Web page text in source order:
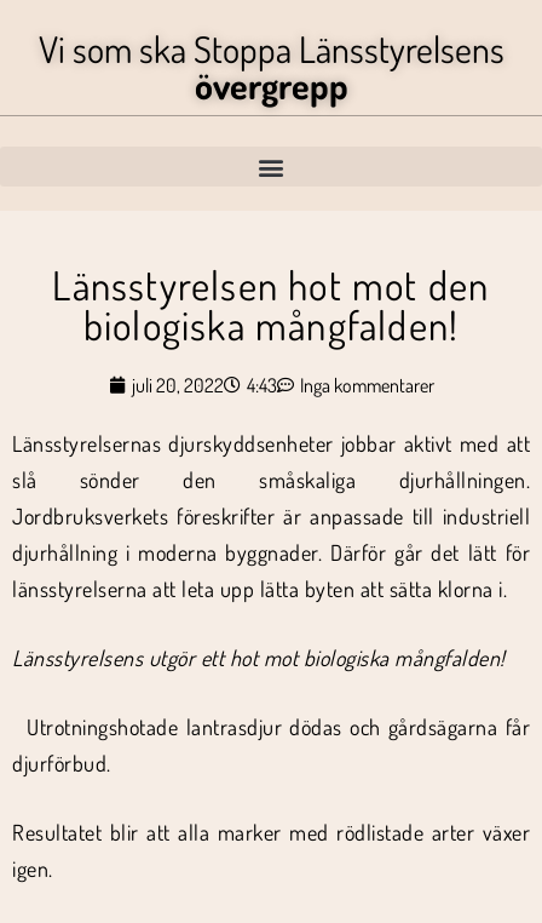
Vi som ska Stoppa Länsstyrelsens
övergrepp
Länsstyrelsen hot mot den
biologiska mångfalden!
juli 20, 2022 4:43 Inga kommentarer
Länsstyrelsernas djurskyddsenheter jobbar aktivt med att
slå sönder den småskaliga djurhållningen.
Jordbruksverkets föreskrifter är anpassade till industriell
djurhållning i moderna byggnader. Därför går det lätt för
länsstyrelserna att leta upp lätta byten att sätta klorna i.
Länsstyrelsens utgör ett hot mot biologiska mångfalden!
Utrotningshotade lantrasdjur dödas och gårdsägarna får
djurförbud.
Resultatet blir att alla marker med rödlistade arter växer
igen.